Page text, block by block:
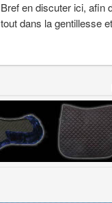
Bref en discuter ici, afin
tout dans la gentillesse